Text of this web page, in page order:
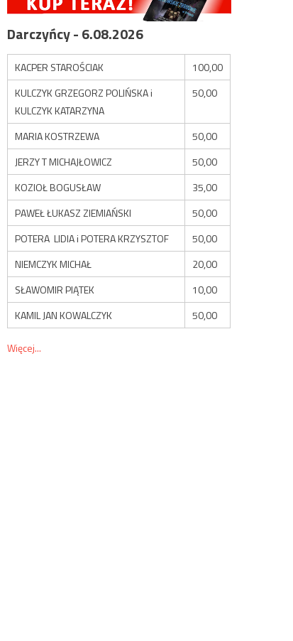
Darczyńcy - 6.08.2026
KACPER STAROŚCIAK
100,00
KULCZYK GRZEGORZ POLIŃSKA i
KULCZYK KATARZYNA
50,00
MARIA KOSTRZEWA
50,00
JERZY T MICHAJŁOWICZ
50,00
KOZIOŁ BOGUSŁAW
35,00
PAWEŁ ŁUKASZ ZIEMIAŃSKI
50,00
POTERA LIDIA i POTERA KRZYSZTOF
50,00
NIEMCZYK MICHAŁ
20,00
SŁAWOMIR PIĄTEK
10,00
KAMIL JAN KOWALCZYK
50,00
Więcej...